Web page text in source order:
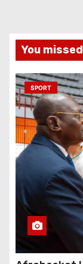
You missed
SPORT